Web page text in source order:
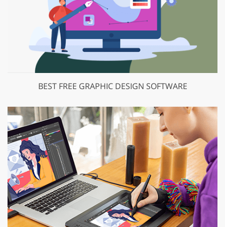
BEST FREE GRAPHIC DESIGN SOFTWARE